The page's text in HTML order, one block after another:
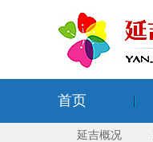
首页
延吉概况